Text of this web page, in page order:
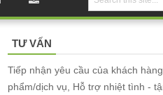
TƯ VẤN
Tiếp nhận yêu cầu của khách
phẩm/dịch vụ, Hỗ trợ nhiệt tình -